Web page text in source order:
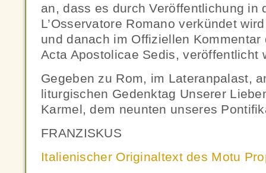
an, dass es durch Veröffentlichung in
L’Osservatore Romano verkündet
und danach im Offiziellen
Acta Apostolicae Sedis, veröffentlicht
Gegeben zu Rom, im Lateranpalast,
liturgischen Gedenktag Unserer
Karmel, dem neunten unseres
FRANZISKUS
Italienischer Originaltext des Motu